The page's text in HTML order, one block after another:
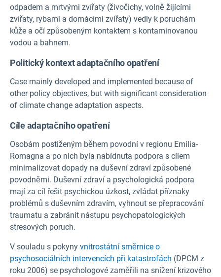
odpadem a mrtvými zvířaty (živočichy, volně žijícími
zvířaty, rybami a domácími zvířaty) vedly k poruchám
kůže a očí způsobeným kontaktem s kontaminovanou
vodou a bahnem.
Politický kontext adaptačního opatření
Case mainly developed and implemented because of
other policy objectives, but with significant consideration
of climate change adaptation aspects.
Cíle adaptačního opatření
Osobám postiženým během povodní v regionu Emilia-
Romagna a po nich byla nabídnuta podpora s cílem
minimalizovat dopady na duševní zdraví způsobené
povodněmi. Duševní zdraví a psychologická podpora
mají za cíl řešit psychickou úzkost, zvládat příznaky
problémů s duševním zdravím, vyhnout se přepracování
traumatu a zabránit nástupu psychopatologických
stresových poruch.
V souladu s pokyny vnitrostátní směrnice o
psychosociálních intervencích při katastrofách (DPCM z
roku 2006) se psychologové zaměřili na snížení krizového